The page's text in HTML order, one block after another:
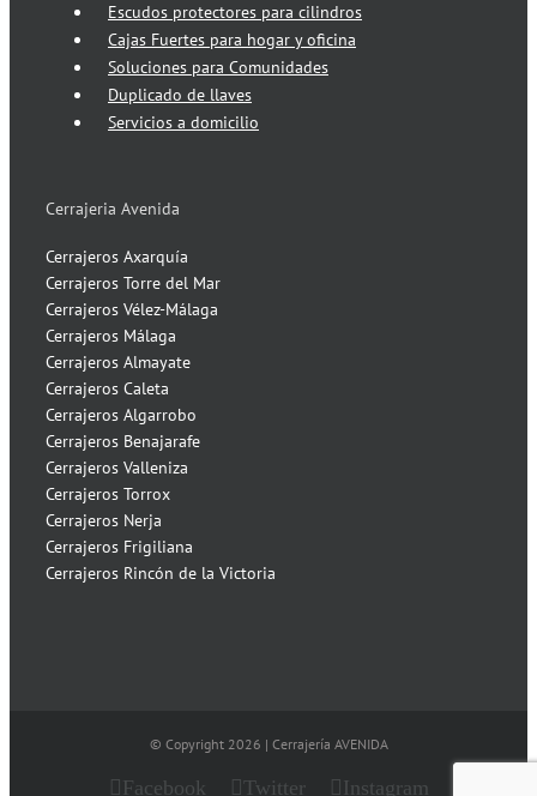
Escudos protectores para cilindros
Cajas Fuertes para hogar y oficina
Soluciones para Comunidades
Duplicado de llaves
Servicios a domicilio
Cerrajeria Avenida
Cerrajeros Axarquía
Cerrajeros Torre del Mar
Cerrajeros Vélez-Málaga
Cerrajeros Málaga
Cerrajeros Almayate
Cerrajeros Caleta
Cerrajeros Algarrobo
Cerrajeros Benajarafe
Cerrajeros Valleniza
Cerrajeros Torrox
Cerrajeros Nerja
Cerrajeros Frigiliana
Cerrajeros Rincón de la Victoria
© Copyright 2026 | Cerrajería AVENIDA
Facebook Twitter Instagram